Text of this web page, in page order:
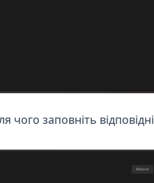
чого заповніть відповідні